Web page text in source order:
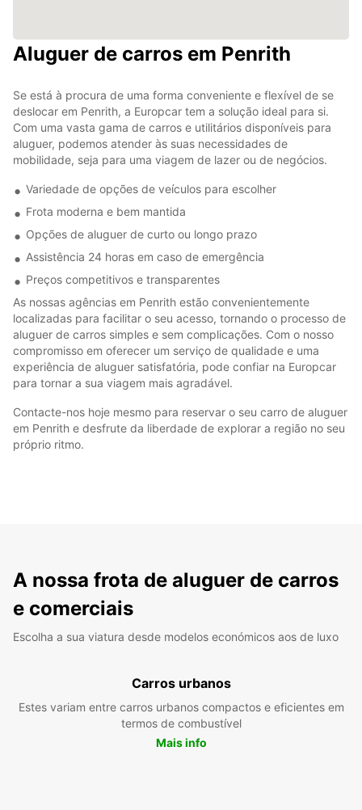
Aluguer de carros em Penrith
Se está à procura de uma forma conveniente e flexível de se
deslocar em Penrith, a Europcar tem a solução ideal para si.
Com uma vasta gama de carros e utilitários disponíveis para
aluguer, podemos atender às suas necessidades de
mobilidade, seja para uma viagem de lazer ou de negócios.
Variedade de opções de veículos para escolher
Frota moderna e bem mantida
Opções de aluguer de curto ou longo prazo
Assistência 24 horas em caso de emergência
Preços competitivos e transparentes
As nossas agências em Penrith estão convenientemente
localizadas para facilitar o seu acesso, tornando o processo de
aluguer de carros simples e sem complicações. Com o nosso
compromisso em oferecer um serviço de qualidade e uma
experiência de aluguer satisfatória, pode confiar na Europcar
para tornar a sua viagem mais agradável.
Contacte-nos hoje mesmo para reservar o seu carro de aluguer
em Penrith e desfrute da liberdade de explorar a região no seu
próprio ritmo.
A nossa frota de aluguer de carros
e comerciais
Escolha a sua viatura desde modelos económicos aos de luxo
Carros urbanos
Estes variam entre carros urbanos compactos e eficientes em
termos de combustível
Mais info